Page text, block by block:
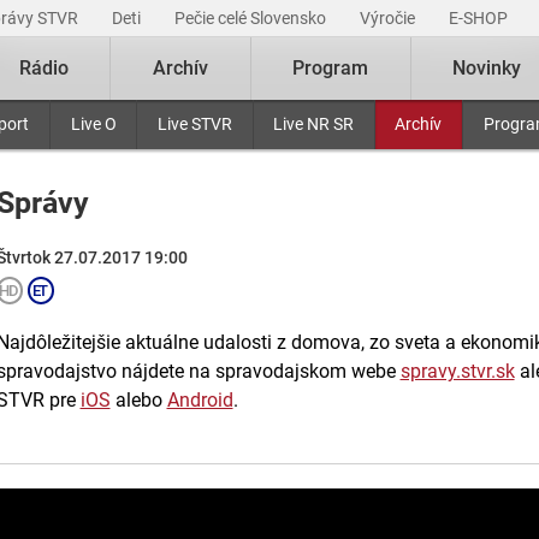
STVR Deti Pečie celé Slovensko Výročie E-SHOP
Live O Live STVR Live NR SR Archív
Rádio Archív Program Novinky
27.07.2017 19:00
aktuálne udalosti z domova, zo sveta a
nájdete na spravodajskom webe spravy.stvr.sk
pre iOS alebo Android.